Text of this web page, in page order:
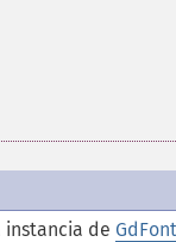
instancia de GdFont